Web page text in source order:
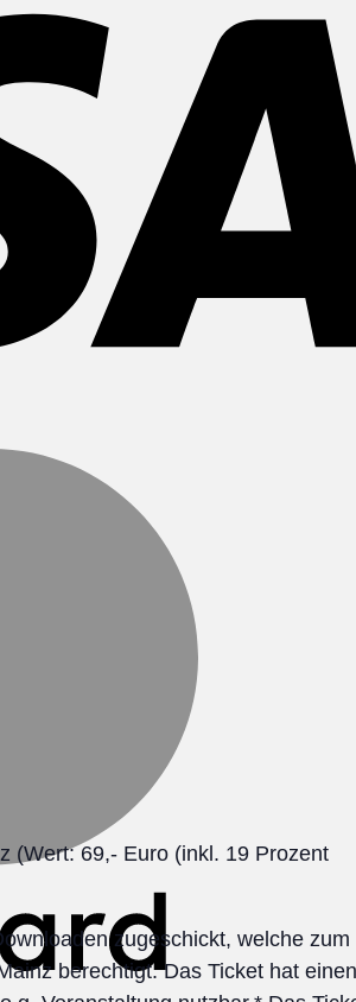
(Wert: 69,- Euro (inkl. 19 Prozent
zugeschickt, welche zum
berechtigt. Das Ticket hat einen